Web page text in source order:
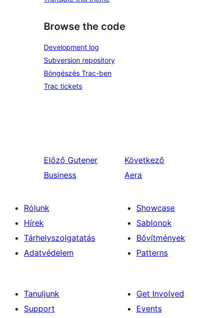
Browse the code
Development log
Subversion repository
Böngészés Trac-ben
Trac tickets
Előző Gutener
Business
Következő
Aera
Rólunk
Hírek
Tárhelyszolgatatás
Adatvédelem
Showcase
Sablonok
Bővítmények
Patterns
Tanuljunk
Support
Get Involved
Events